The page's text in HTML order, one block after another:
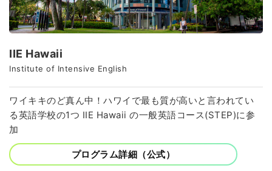
IIE Hawaii
Institute of Intensive English
ワイキキのど真ん中！ハワイで最も質が高いと言われてい
る英語学校の1つ IIE Hawaii の一般英語コース(STEP)に参
加
プログラム詳細（公式）